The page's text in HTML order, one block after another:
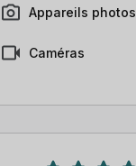
Appareils photos
Caméras